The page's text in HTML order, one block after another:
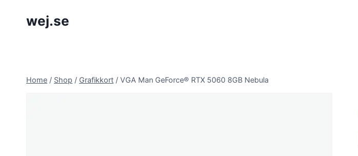
wej.se
Home / Shop / Grafikkort / VGA Man GeForce® RTX 5060 8GB Nebula